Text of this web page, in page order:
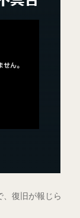
復旧が報じら